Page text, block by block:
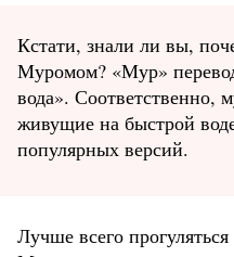
Кстати, знали ли вы,
Муромом? «Мур»
вода».
живущие на быстрой
популярных версий.
Лучше всего